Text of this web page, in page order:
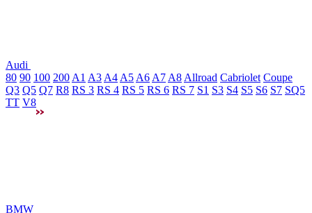
Audi
80 90 100 200 A1 A3 A4 A5 A6 A7 A8 Allroad Cabriolet Coupe
Q3 Q5 Q7 R8 RS 3 RS 4 RS 5 RS 6 RS 7 S1 S3 S4 S5 S6 S7 SQ5
TT V8
BMW